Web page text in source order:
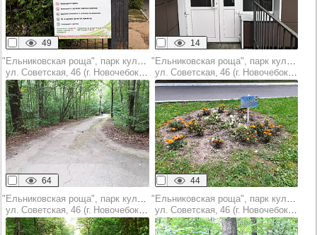
49 14
ул. Советская, 46 (г. Новочебоксарск)
64
ул. Советская, 46 (г. Новочебоксарск)
44
ул. Советская, 46 (г. Новочебоксарск)
ул. Советская, 46 (г. Новочебоксарск)